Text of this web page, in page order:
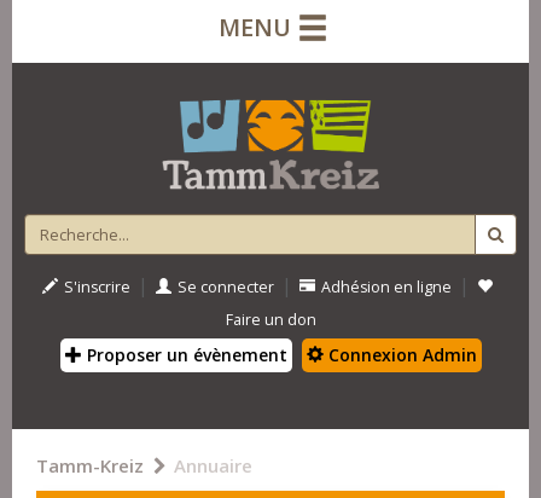
MENU
S'inscrire | Se connecter | Adhésion en ligne |
Faire un don
Proposer un évènement Connexion Admin
Tamm-Kreiz Annuaire